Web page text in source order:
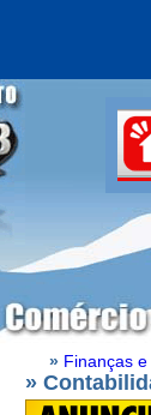
» Finanças
»